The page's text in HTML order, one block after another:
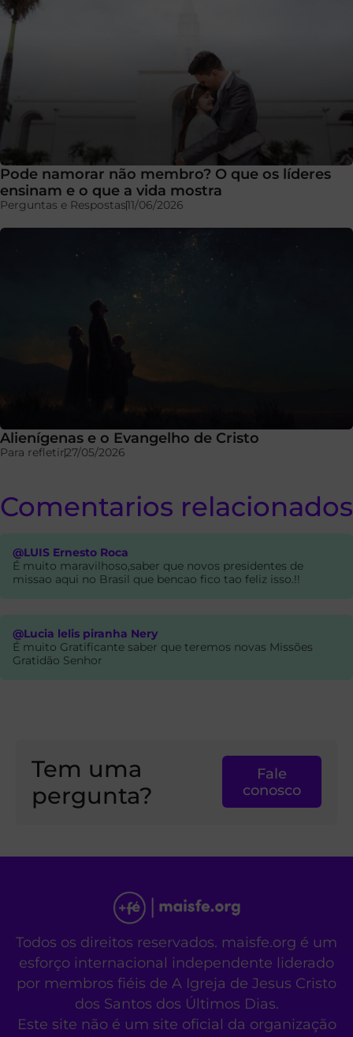
Pode namorar não membro? O que os líderes
ensinam e o que a vida mostra
Perguntas e Respostas11/06/2026
Alienígenas e o Evangelho de Cristo
Para refletir27/05/2026
Comentarios relacionados
@LUIS Ernesto Roca
É muito maravilhoso,saber que novos presidentes de
missao aqui no Brasil que bencao fico tao feliz isso.!!
@Lucia lelis piranha Nery
É muito Gratificante saber que teremos novas Missões
Gratidão Senhor
Tem uma
pergunta?
Fale
conosco
Todos os direitos reservados. maisfe.org é um
esforço internacional independente liderado
por membros fiéis de A Igreja de Jesus Cristo
dos Santos dos Últimos Dias.
Este site não é um site oficial da organização